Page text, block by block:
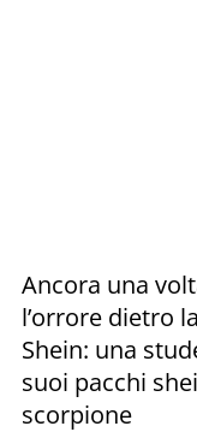
Ancora una
l’orrore dietro
Shein: una
suoi pacchi
scorpione